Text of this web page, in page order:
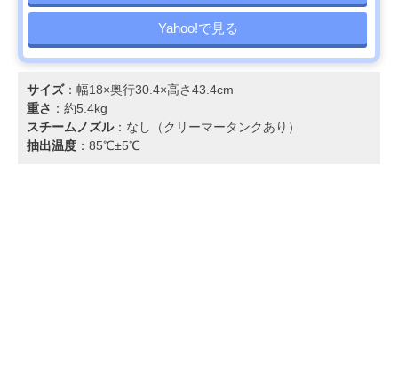
Yahoo!で見る
サイズ：幅18×奥行30.4×高さ43.4cm
重さ ：約5.4kg
スチームノズル：なし（クリーマータンクあり）
抽出温度 ：85℃±5℃